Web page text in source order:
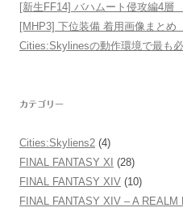
[新生FF14] バハムート侵攻編4層
[MHP3] 下位装備 着用画像まとめ
Cities:Skylinesの動作環境で最も
カテゴリー
Cities:Skyliens2 (4)
FINAL FANTASY XI (28)
FINAL FANTASY XIV (10)
FINAL FANTASY XIV – A REALM